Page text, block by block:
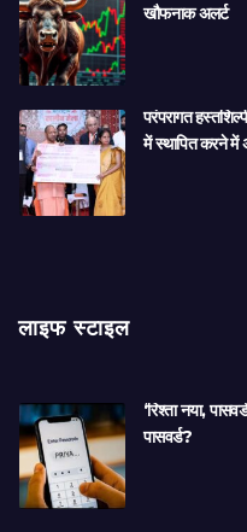
खौफनाक अलर्ट
परंपरागत
में स्थापित करने में
लाइफ स्टाइल
‘रिश्ता नया,
पासवर्ड?